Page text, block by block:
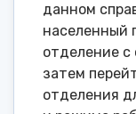
данном
населенный
отделение
затем
отделения